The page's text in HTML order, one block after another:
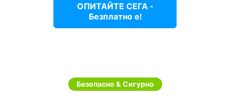
ОПИТАЙТЕ СЕГА -
Безплатно е!
Безопасно & Сигурно